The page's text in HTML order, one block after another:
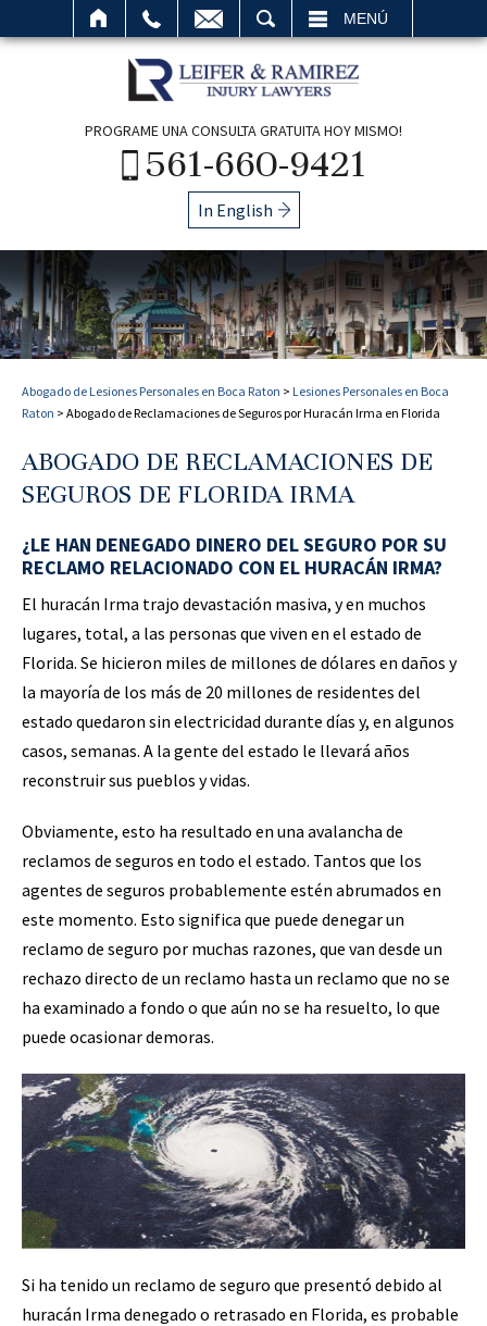
MENÚ
PROGRAME UNA CONSULTA GRATUITA HOY MISMO!
561-660-9421
In English
Abogado de Lesiones Personales en Boca Raton > Lesiones Personales en Boca
Raton > Abogado de Reclamaciones de Seguros por Huracán Irma en Florida
ABOGADO DE RECLAMACIONES DE
SEGUROS DE FLORIDA IRMA
¿LE HAN DENEGADO DINERO DEL SEGURO POR SU
RECLAMO RELACIONADO CON EL HURACÁN IRMA?
El huracán Irma trajo devastación masiva, y en muchos
lugares, total, a las personas que viven en el estado de
Florida. Se hicieron miles de millones de dólares en daños y
la mayoría de los más de 20 millones de residentes del
estado quedaron sin electricidad durante días y, en algunos
casos, semanas. A la gente del estado le llevará años
reconstruir sus pueblos y vidas.
Obviamente, esto ha resultado en una avalancha de
reclamos de seguros en todo el estado. Tantos que los
agentes de seguros probablemente estén abrumados en
este momento. Esto significa que puede denegar un
reclamo de seguro por muchas razones, que van desde un
rechazo directo de un reclamo hasta un reclamo que no se
ha examinado a fondo o que aún no se ha resuelto, lo que
puede ocasionar demoras.
Si ha tenido un reclamo de seguro que presentó debido al
huracán Irma denegado o retrasado en Florida, es probable